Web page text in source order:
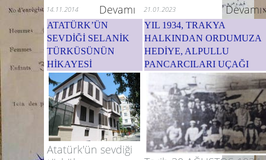
14.11.2014 Devamı 21.01.2023 Devamı
ATATÜRK’ÜN
SEVDİĞİ SELANİK
TÜRKÜSÜNÜN
HİKAYESİ
YIL 1934, TRAKYA
HALKINDAN ORDUMUZA
HEDİYE, ALPULLU
PANCARCILARI UÇAĞI
Atatürk'ün sevdiği